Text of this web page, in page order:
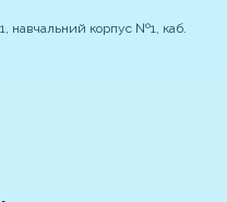
навчальний корпус №1, каб.